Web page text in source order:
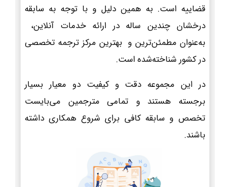
قضاییه است. به همین دلیل و با توجه به سابقه
درخشان چندین ساله در ارائه خدمات آنلاین،
به‌عنوان مطمئن‌ترین و بهترین مرکز ترجمه تخصصی
در کشور شناخته‌شده است.
در این مجموعه دقت و کیفیت دو معیار بسیار
برجسته هستند و تمامی مترجمین می‌بایست
تخصص و سابقه کافی برای شروع همکاری داشته
باشند.